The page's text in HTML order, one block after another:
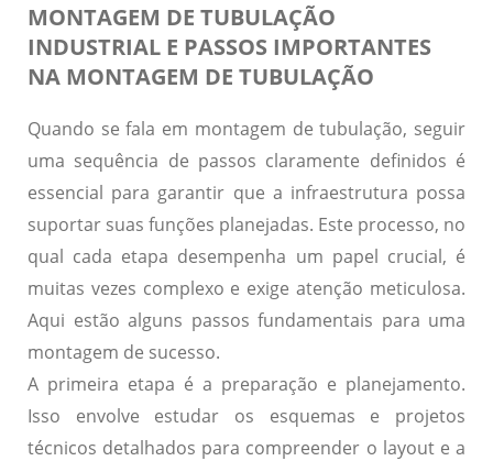
MONTAGEM DE TUBULAÇÃO
INDUSTRIAL E PASSOS IMPORTANTES
NA MONTAGEM DE TUBULAÇÃO
Quando se fala em montagem de tubulação, seguir
uma sequência de passos claramente definidos é
essencial para garantir que a infraestrutura possa
suportar suas funções planejadas. Este processo, no
qual cada etapa desempenha um papel crucial, é
muitas vezes complexo e exige atenção meticulosa.
Aqui estão alguns passos fundamentais para uma
montagem de sucesso.
A primeira etapa é a preparação e planejamento.
Isso envolve estudar os esquemas e projetos
técnicos detalhados para compreender o layout e a